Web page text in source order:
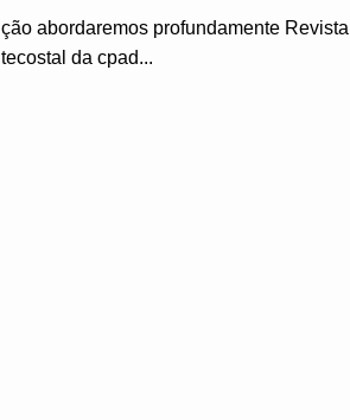
abordaremos profundamente
da cpad...